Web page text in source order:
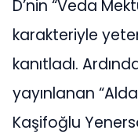
D’nin “Veda
karakteriyle
kanıtladı.
yayınlanan
Kaşifoğlu